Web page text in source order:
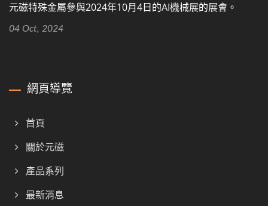
元磁特殊金屬參與2024年10月4日的AI機械展的展會。
04 Oct, 2024
網頁導覽
首頁
關於元磁
產品系列
最新消息